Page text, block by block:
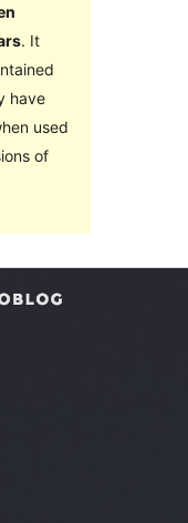
. It
have
used
of